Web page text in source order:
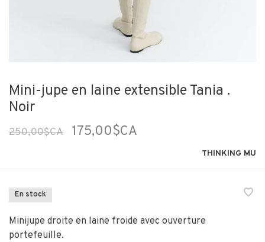
Mini-jupe en laine extensible Tania .
Noir
250,00$CA 175,00$CA
THINKING MU
En stock
Minijupe droite en laine froide avec ouverture
portefeuille.